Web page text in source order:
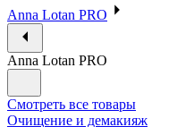
Anna Lotan PRO
Anna Lotan PRO
Смотреть все товары
Очищение и демакияж